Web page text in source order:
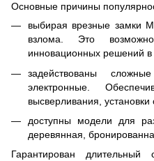
Основные причины
выбирая врезные замки
взлома. Это
инновационных решений в
задействованы
электронные.
высверливания, установки
доступны модели для
деревянная,
Гарантирован длительный